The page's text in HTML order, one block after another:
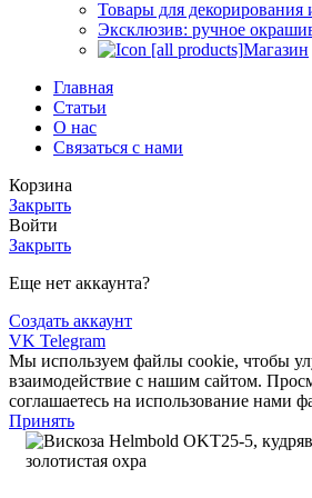
Товары для декорирования
Эксклюзив: ручное
Магазин
Главная
Статьи
О нас
Связаться с нами
Корзина
Закрыть
Войти
Закрыть
Еще нет аккаунта?
Создать аккаунт
VK Telegram
Мы используем файлы cookie, чтобы
взаимодействие с нашим сайтом.
соглашаетесь на использование нами
Принять